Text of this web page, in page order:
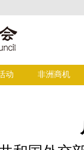
动 非洲商机